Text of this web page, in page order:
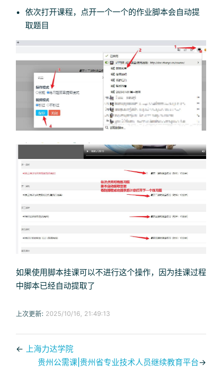
依次打开课程，点开一个一个的作业脚本会自动提
取题目
如果使用脚本挂课可以不进行这个操作，因为挂课过程
中脚本已经自动提取了
上次更新: 2025/10/16, 21:49:13
←
上海力达学院
贵州公需课|贵州省专业技术人员继续教育平台→